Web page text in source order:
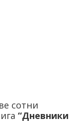
сотни
“Дневники